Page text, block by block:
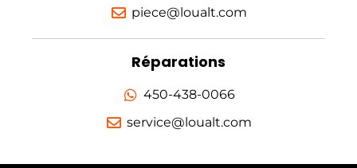
piece@loualt.com
Réparations
450-438-0066
service@loualt.com